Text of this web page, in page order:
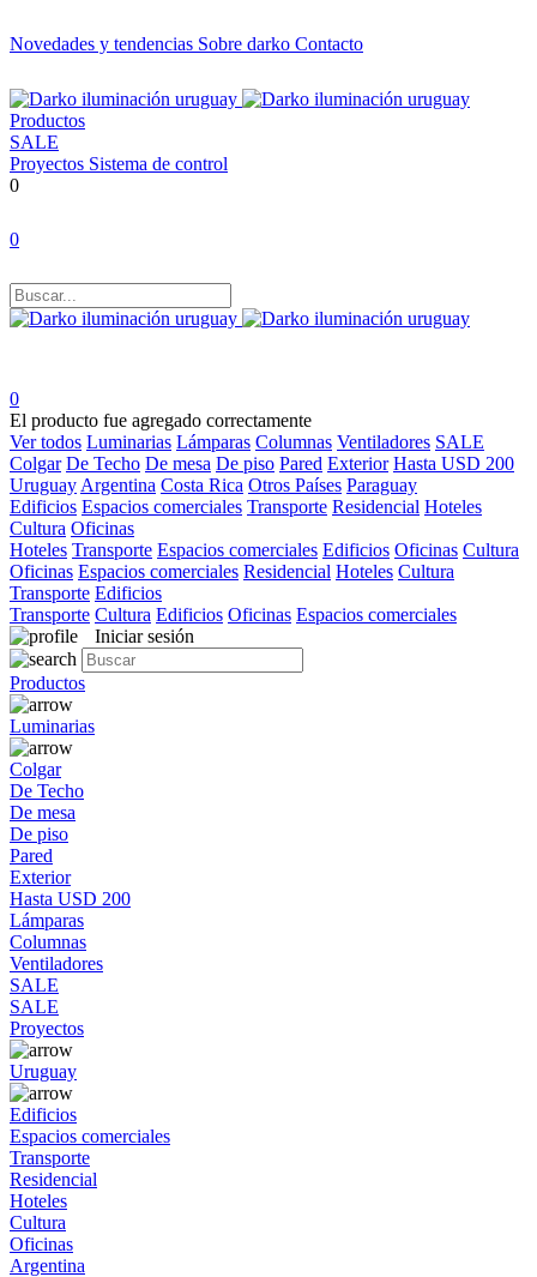
Novedades y tendencias Sobre darko Contacto
Productos
SALE
Proyectos Sistema de control
0
0
0
El producto fue agregado correctamente
Ver todos Luminarias Lámparas Columnas Ventiladores SALE
Colgar De Techo De mesa De piso Pared Exterior Hasta USD 200
Uruguay Argentina Costa Rica Otros Países Paraguay
Edificios Espacios comerciales Transporte Residencial Hoteles
Cultura Oficinas
Hoteles Transporte Espacios comerciales Edificios Oficinas Cultura
Oficinas Espacios comerciales Residencial Hoteles Cultura
Transporte Edificios
Transporte Cultura Edificios Oficinas Espacios comerciales
Iniciar sesión
Productos
Luminarias
Colgar
De Techo
De mesa
De piso
Pared
Exterior
Hasta USD 200
Lámparas
Columnas
Ventiladores
SALE
SALE
Proyectos
Uruguay
Edificios
Espacios comerciales
Transporte
Residencial
Hoteles
Cultura
Oficinas
Argentina